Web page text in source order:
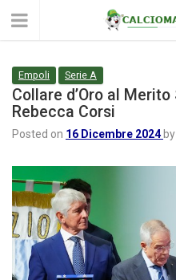
Empoli Serie A
Collare d’Oro al
Rebecca Corsi
Posted on 16 Dicembre 2024 by